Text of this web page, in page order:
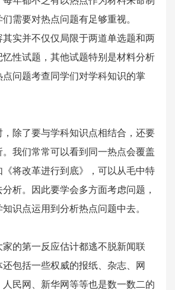
需要对热点问题有足够重视。
其实并不仅仅局限于两道单选题和两
性试题，其他试题特别是材料分析
问题考查同学们对学科知识的掌
除了要与学科知识点相结合，还要
。我们常常可以看到同一热点会覆盖
将改革进行到底》，可以从毛中特
析。因此要学会多方面考虑问题，
识点运用到分析热点问题中去。
的第一反应估计都逃不脱新闻联
包括一些权威的报纸、杂志、网
民网、新华网等等也是数一数二的